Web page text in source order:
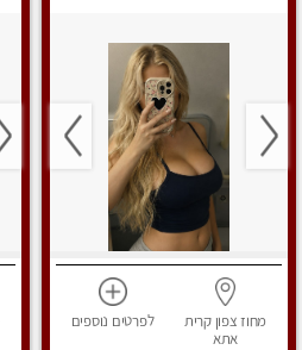
מחוז צפוןקרית
אתא
לפרטים נוספים